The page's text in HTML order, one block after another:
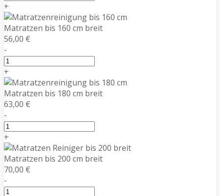
+
Matratzen bis 160 cm breit
56,00 €
-
+
Matratzen bis 180 cm breit
63,00 €
-
+
Matratzen bis 200 cm breit
70,00 €
-